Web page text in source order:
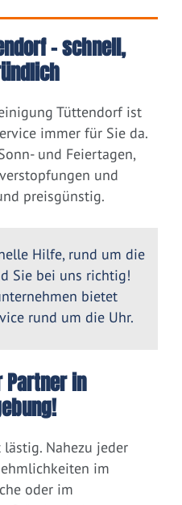
– schnell,
Tüttendorf ist
immer für Sie da.
und Feiertagen,
und
preisgünstig.
Hilfe, rund um die
Sie bei uns richtig!
bietet
rund um die Uhr.
in
Nahezu jeder
im
oder im